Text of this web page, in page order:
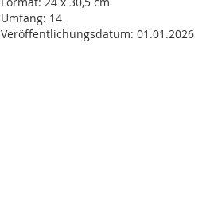
Umfang: 14
Veröffentlichungsdatum: 01.01.2026